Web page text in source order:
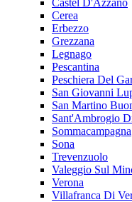
Castel D'Azzano
Cerea
Erbezzo
Grezzana
Legnago
Pescantina
Peschiera Del
San Giovanni
San Martino
Sant'Ambrogio
Sommacampagna
Sona
Trevenzuolo
Valeggio Sul
Verona
Villafranca Di